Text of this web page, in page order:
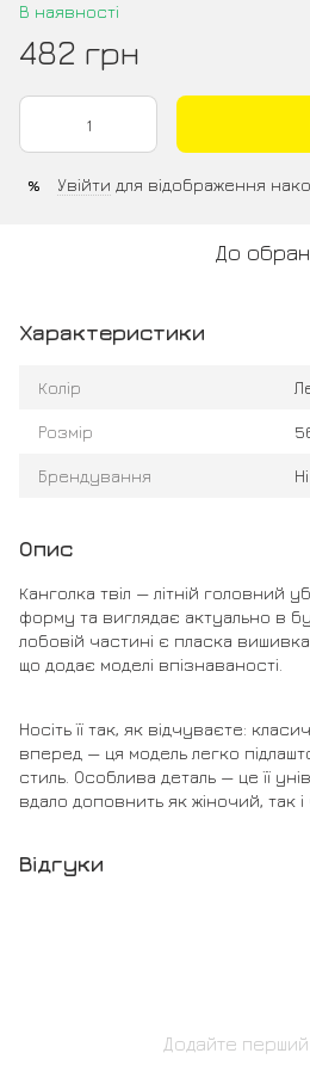
В наявності
482 грн
% Увійти для відображення
До
Характеристики
Колір
Розмір
Брендування Ні
Опис
Канголка твіл — літній головний
форму та виглядає актуально в
лобовій частині є пласка
що додає моделі впізнаваності.
Носіть її так, як відчуваєте:
вперед — ця модель легко
стиль. Особлива деталь — це її
вдало доповнить як жіночий, так
Відгуки
Додайте перший